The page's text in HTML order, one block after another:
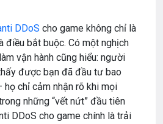
DDoS cho game không chỉ là
điều bắt buộc. Có một nghịch
vận hành cũng hiểu: người
được bạn đã đầu tư bao
họ chỉ cảm nhận rõ khi mọi
những “vết nứt” đầu tiên
DDoS cho game chính là trải